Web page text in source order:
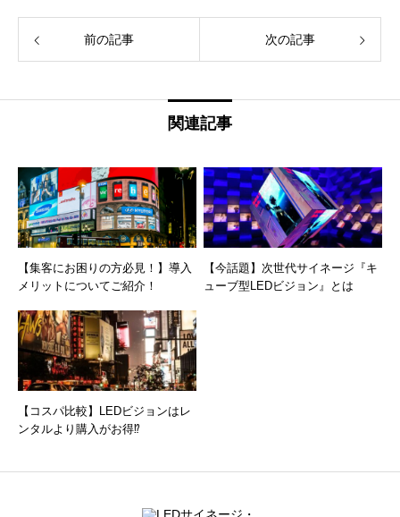
前の記事 次の記事
関連記事
【集客にお困りの方必見！】導入
メリットについてご紹介！
【今話題】次世代サイネージ『キ
ューブ型LEDビジョン』とは
【コスパ比較】LEDビジョンはレ
ンタルより購入がお得⁉︎